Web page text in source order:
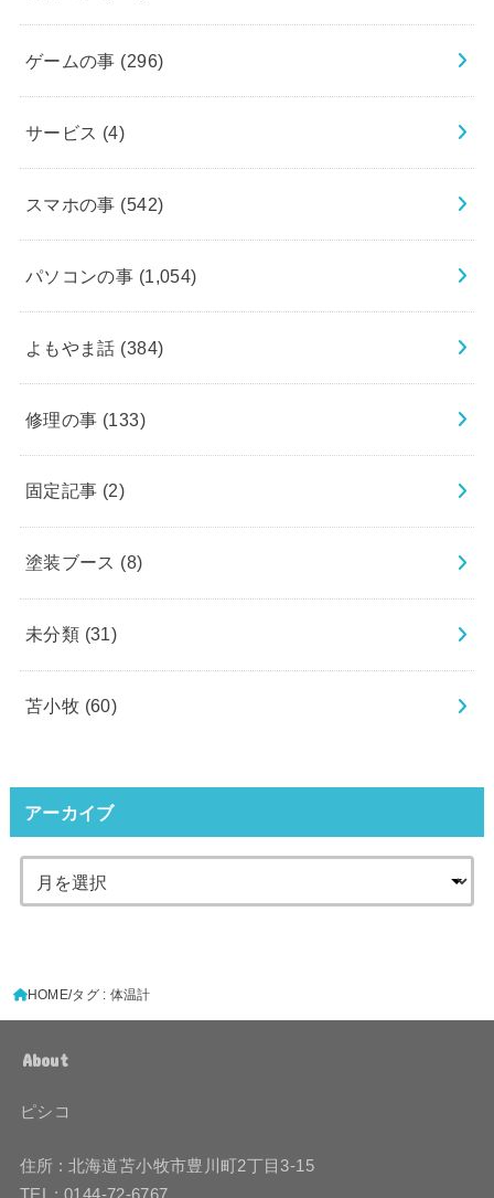
ゲームの事 (296)
サービス (4)
スマホの事 (542)
パソコンの事 (1,054)
よもやま話 (384)
修理の事 (133)
固定記事 (2)
塗装ブース (8)
未分類 (31)
苫小牧 (60)
アーカイブ
HOME タグ : 体温計
About
ピシコ
住所 : 北海道苫小牧市豊川町2丁目3-15
TEL : 0144-72-6767